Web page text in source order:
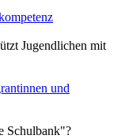
Jugendlichen mit
und
Schulbank"?